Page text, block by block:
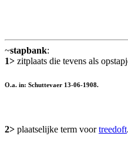
~stapbank:
1> zitplaats die tevens als
O.a. in: Schuttevaer 13-06-1908.
2> plaatselijke term voortreedoft.